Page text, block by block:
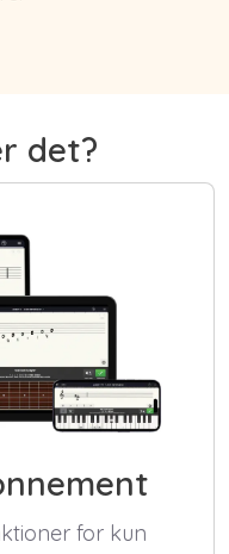
det?
for kun